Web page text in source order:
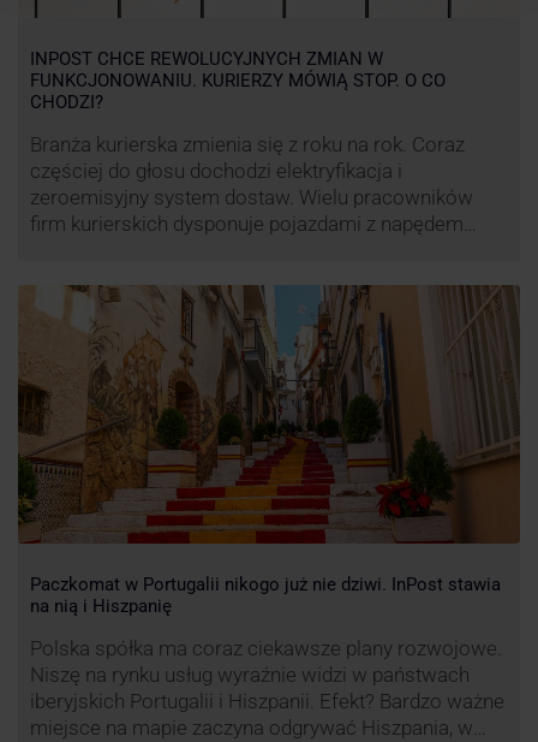
INPOST CHCE REWOLUCYJNYCH ZMIAN W
FUNKCJONOWANIU. KURIERZY MÓWIĄ STOP. O CO
CHODZI?
Branża kurierska zmienia się z roku na rok. Coraz
częściej do głosu dochodzi elektryfikacja i
zeroemisyjny system dostaw. Wielu pracowników
firm kurierskich dysponuje pojazdami z napędem
ale też sposobie rozliczania pracy postanowił
wprowadzić również InPost. To wzbudziło ogromny
sprzeciw pracowników …
Paczkomat w Portugalii nikogo już nie dziwi. InPost stawia
na nią i Hiszpanię
Polska spółka ma coraz ciekawsze plany rozwojowe.
Niszę na rynku usług wyraźnie widzi w państwach
iberyjskich Portugalii i Hiszpanii. Efekt? Bardzo ważne
miejsce na mapie zaczyna odgrywać Hiszpania, w